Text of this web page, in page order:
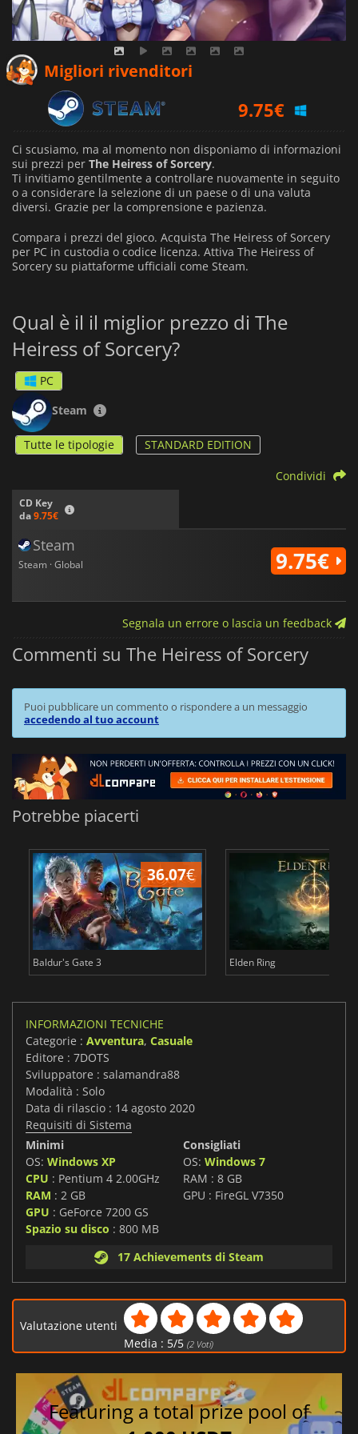
Migliori rivenditori
9.75€
Ci scusiamo, ma al momento non disponiamo di informazioni
sui prezzi per The Heiress of Sorcery.
Ti invitiamo gentilmente a controllare nuovamente in seguito
o a considerare la selezione di un paese o di una valuta
diversi. Grazie per la comprensione e pazienza.
Compara i prezzi del gioco. Acquista The Heiress of Sorcery
per PC in custodia o codice licenza. Attiva The Heiress of
Sorcery su piattaforme ufficiali come Steam.
Qual è il il miglior prezzo di The
Heiress of Sorcery?
PC
Steam
Tutte le tipologie STANDARD EDITION
CD Key
da9.75€
Condividi
Steam
Steam · Global 9.75€
Segnala un errore o lascia un feedback
Commenti su The Heiress of Sorcery
Puoi pubblicare un commento o rispondere a un messaggio
accedendo al tuo account
Potrebbe piacerti
36.07€
Baldur's Gate 3 Elden Ring
INFORMAZIONI TECNICHE
Categorie : Avventura, Casuale
Editore : 7DOTS
Sviluppatore : salamandra88
Modalità : Solo
Data di rilascio : 14 agosto 2020
Requisiti di Sistema
Minimi
OS: Windows XP
CPU : Pentium 4 2.00GHz
RAM : 2 GB
GPU : GeForce 7200 GS
Spazio su disco : 800 MB
Consigliati
OS: Windows 7
RAM : 8 GB
GPU : FireGL V7350
17 Achievements di Steam
Valutazione utenti
Media : 5/5 (2Voti)
Featuring a total prize pool of